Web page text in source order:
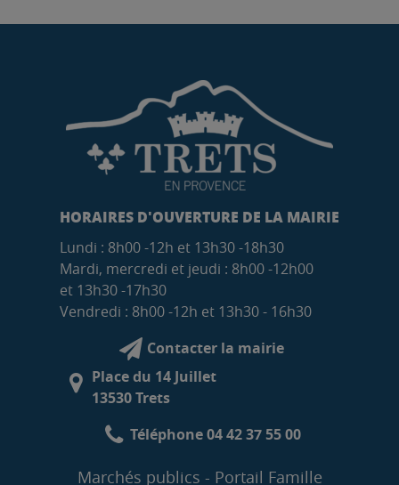
HORAIRES D'OUVERTURE DE LA MAIRIE
Lundi : 8h00 -12h et 13h30 -18h30
Mardi, mercredi et jeudi : 8h00 -12h00
et 13h30 -17h30
Vendredi : 8h00 -12h et 13h30 - 16h30
Contacter la mairie
Place du 14 Juillet
13530 Trets
Téléphone 04 42 37 55 00
Marchés publics Portail Famille